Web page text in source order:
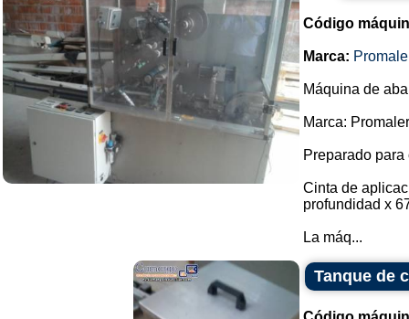
Código
Marca:
Máquina de
Marca:
Preparado
Cinta de
profundidad x
La máq...
Tanque de